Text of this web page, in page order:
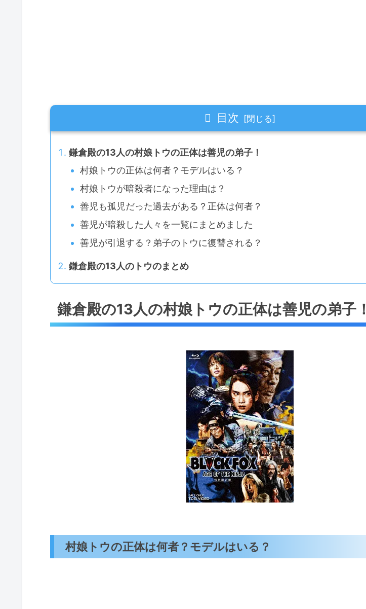
目次
鎌倉殿の13人の村娘トウの正体は善児の弟子！
村娘トウの正体は何者？モデルはいる？
村娘トウが暗殺者になった理由は？
善児も孤児だった過去がある？正体は何者？
善児が暗殺した人々を一覧にまとめました
善児が引退する？弟子のトウに復讐される？
鎌倉殿の13人のトウのまとめ
鎌倉殿の13人の村娘トウの正体は善児の弟子！
村娘トウの正体は何者？モデルはいる？